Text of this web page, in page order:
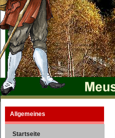
Allgemeines
Startseite